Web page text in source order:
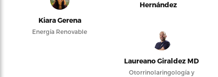
Kiara Gerena
Energía Renovable
Hernández
Laureano Giraldez MD
Otorrinolaringología y